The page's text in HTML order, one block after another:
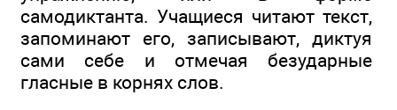
самодиктанта. Учащиеся читают текст,
запоминают его, записывают, диктуя
сами себе и отмечая безударные
гласные в корнях слов.